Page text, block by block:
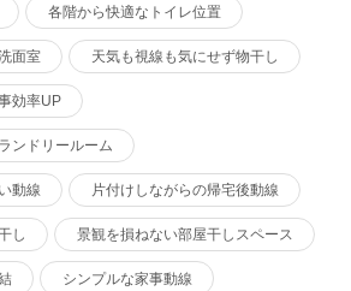
各階から快適なトイレ位置
面室 天気も視線も気にせず物干し
効率UP
ンドリールーム
動線 片付けしながらの帰宅後動線
し 景観を損ねない部屋干しスペース
シンプルな家事動線